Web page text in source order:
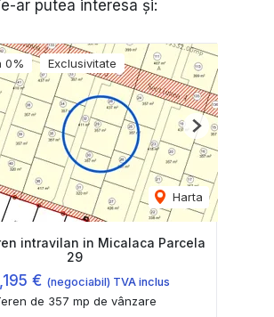
ar putea interesa și:
0% Exclusivitate
Harta
Next
intravilan in Micalaca Parcela
29
€ (negociabil) TVA inclus
de 357 mp de vânzare